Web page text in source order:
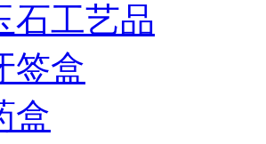
石工艺品
签盒
盒